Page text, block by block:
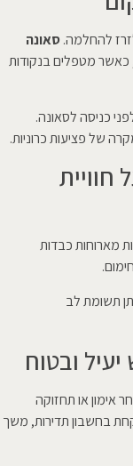
להחלמה.סאונה
כאשר מטפלים בנקודות
כניסה לסאונה.
של פציעות כרוניות.
מארוחות כבדות
תשומת לב
ובטוח
אימון או תחזוקה
בחשבון תדירות, משך